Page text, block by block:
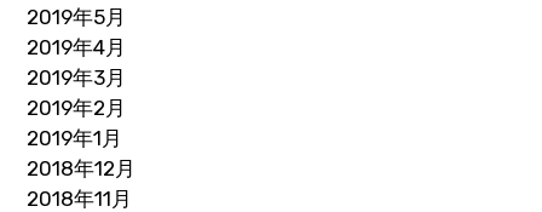
2019年5月
2019年4月
2019年3月
2019年2月
2019年1月
2018年12月
2018年11月